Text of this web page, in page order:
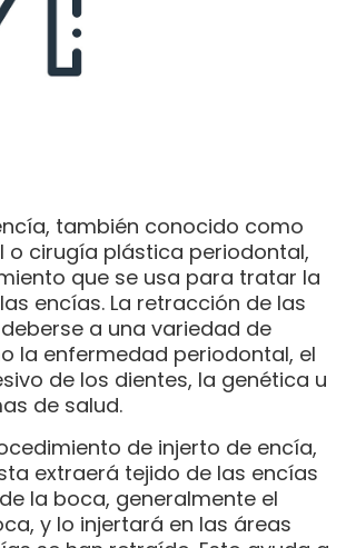
también conocido como
o cirugía plástica periodontal,
que se usa para tratar la
encías. La retracción de las
a una variedad de
la enfermedad periodontal, el
de los dientes, la genética u
de salud.
de injerto de encía,
extraerá tejido de las encías
la boca, generalmente el
y lo injertará en las áreas